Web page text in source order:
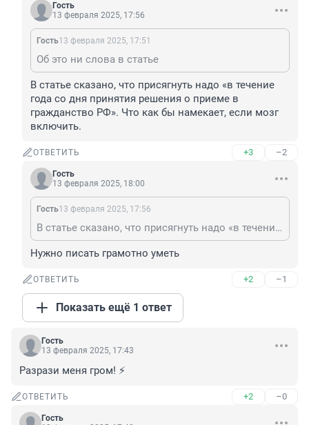
Гость
13 февраля 2025, 17:56
Гость13 февраля 2025, 17:51
Об это ни слова в статье
В статье сказано, что присягнуть надо «в течение
года со дня принятия решения о приеме в
гражданство РФ». Что как бы намекает, если мозг
включить.
ОТВЕТИТЬ +3 –2
Гость
13 февраля 2025, 18:00
Гость13 февраля 2025, 17:56
В статье сказано, что присягнуть надо «в течение года со дня принятия решения о приеме в гражданство РФ». Что как бы намекает, если мозг включить.
Нужно писать грамотно уметь
ОТВЕТИТЬ +2 –1
Показать ещё 1 ответ
Гость
13 февраля 2025, 17:43
Разрази меня гром! ⚡
ОТВЕТИТЬ +2 –0
Гость